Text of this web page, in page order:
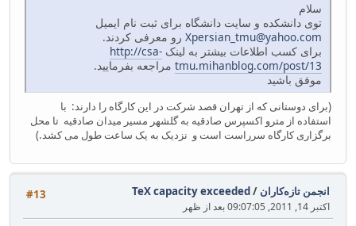
سلام
توی دانشکده و سایت دانشگاه برای ثبت نام ایمیل
Xpersian_tmu@yahoo.com رو معرفی کردند.
برای کسب اطلاعات بیشتر به لینک http://csa-
tmu.mihanblog.com/post/13 مراجعه بفرمایید.
موفق باشید
(برای دوستانی که از تهران قصد شرکت در این کارگاه را دارند: با
استفاده از مترو اکسپرس صادقیه به گلشهر مسیر میدان صادقیه تا محل
برگزاری کارگاه سرراست است و نزدیک به یک ساعت طول می کشد.)
#13 انجمن تازه‌کاران /
TeX capacity exceeded
اکتبر 14, 2011, 09:07:05 بعد از ظهر